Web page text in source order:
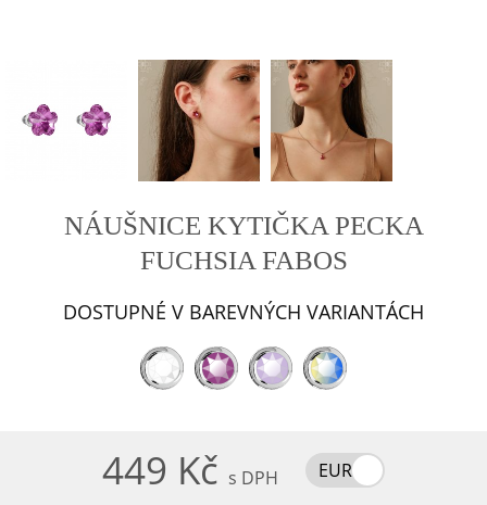
NÁUŠNICE KYTIČKA PECKA
FUCHSIA FABOS
DOSTUPNÉ V BAREVNÝCH VARIANTÁCH
449 Kč s DPH EUR